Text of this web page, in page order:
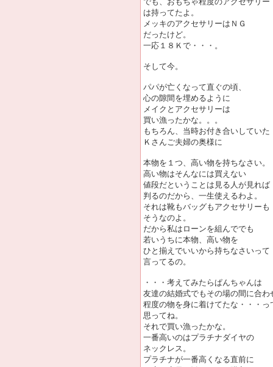
は持ってたよ。
メッキのアクセサリーはＮＧ
だったけど。
一応１８Ｋで・・・。
そして今。
パパが亡くなって直ぐの頃、
心の隙間を埋めるように
メイクとアクセサリーは
買い漁ったかな。。。
もちろん、当時お付き合いしていた
Ｋさんご夫婦の奥様に
本物を１つ、高い物を持ちなさい。
高い物はそんなには買えない
値段だということは見る人が見れば
判るのだから、一生使えるわよ。
それは靴もバッグもアクセサリーも
そうなのよ。
だから私はローンを組んででも
若いうちに本物、高い物を
ひと揃えでいいから持ちなさいって
言ってるの。
・・・考えてみたらぱんちゃんは
友達の結婚式でもその場の間に合わ
程度の物を身に着けてたな・・・っ
思ってね。
それで買い漁ったかな。
一番高いのはプラチナダイヤの
ネックレス。
プラチナが一番高くなる直前に